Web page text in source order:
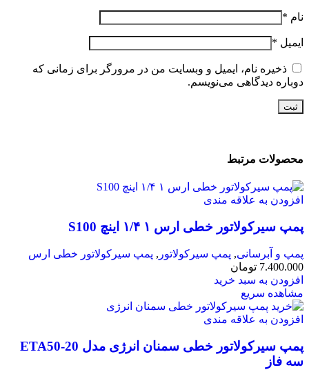
نام *
ایمیل *
ذخیره نام، ایمیل و وبسایت من در مرورگر برای زمانی که
دوباره دیدگاهی می‌نویسم.
محصولات مرتبط
افزودن به علاقه مندی
پمپ سیرکولاتور خطی ارس ۱ ۱/۴ اینچ S100
پمپ و آبرسانی, پمپ سیرکولاتور , پمپ سیرکولاتور خطی ارس
7.400.000 تومان
افزودن به سبد خرید
مشاهده سریع
افزودن به علاقه مندی
پمپ سیرکولاتور خطی سمنان انرژی مدل ETA50-20
سه فاز